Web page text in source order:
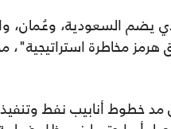
يضم السعودية، وعُمان،
مخاطرة استراتيجية"،
خطوط أنابيب نفط